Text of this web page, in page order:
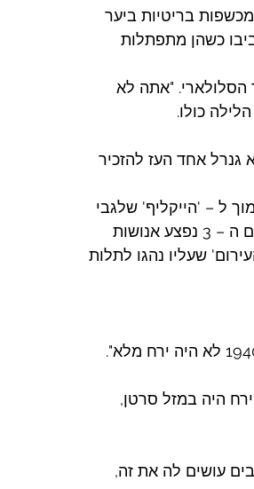
התאספו שבע-עשרה מכשפות בריטיות ביער
כשהן מתפתלות
"אתה לא
כולו.
אחד העז להזכיר
ל – 'הייקליף' שלגבי
מיקומו נטוש ויכוח, אם האירוע התרחש בקרחת יער בנקודה בה המלך ויליאם ה – 3 נפצע אנושות
העירום' שעליו נהגו לתלות
היה במזל סרטן,
עושים לה את זה,